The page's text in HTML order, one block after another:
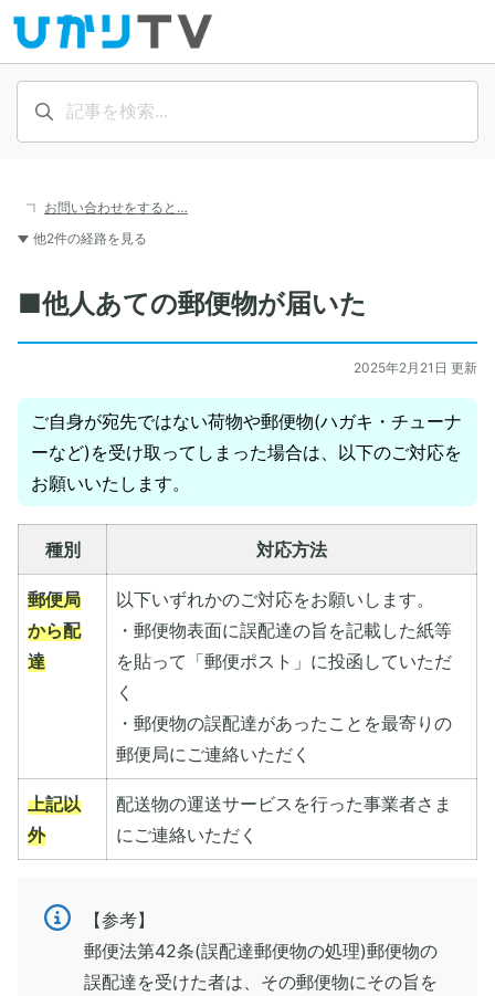
お問い合わせをすると…
他2件の経路を見る
■他人あての郵便物が届いた
2025年2月21日 更新
ご自身が宛先ではない荷物や郵便物(ハガキ・チューナ
ーなど)を受け取ってしまった場合は、以下のご対応を
お願いいたします。
種別 対応方法
郵便局
から配
達
以下いずれかのご対応をお願いします。
・郵便物表面に誤配達の旨を記載した紙等
を貼って「郵便ポスト」に投函していただ
く
・郵便物の誤配達があったことを最寄りの
郵便局にご連絡いただく
上記以
外
配送物の運送サービスを行った事業者さま
にご連絡いただく
【参考】
郵便法第42条(誤配達郵便物の処理)郵便物の
誤配達を受けた者は、その郵便物にその旨を